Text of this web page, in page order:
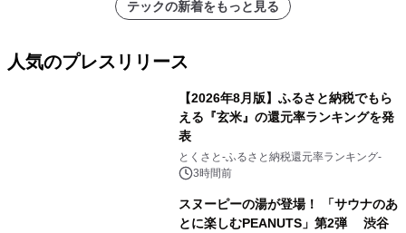
テックの新着をもっと見る
人気のプレスリリース
【2026年8月版】ふるさと納税でもら
える『玄米』の還元率ランキングを発
表
とくさと-ふるさと納税還元率ランキング-
3時間前
スヌーピーの湯が登場！ 「サウナのあ
とに楽しむPEANUTS」第2弾 渋谷